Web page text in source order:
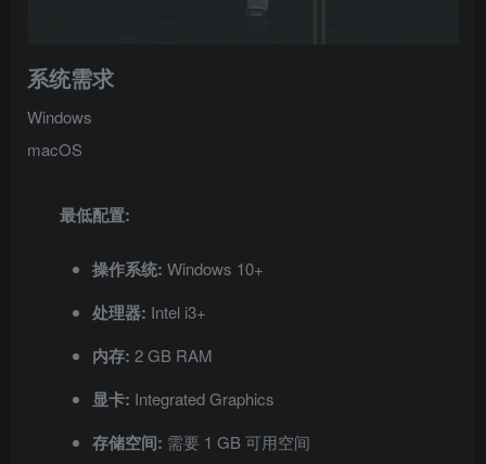
系统需求
Windows
macOS
最低配置:
操作系统: Windows 10+
处理器: Intel i3+
内存: 2 GB RAM
显卡: Integrated Graphics
存储空间: 需要 1 GB 可用空间